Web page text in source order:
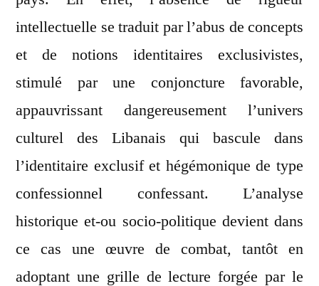
intellectuelle se traduit par l’abus de concepts
et de notions identitaires exclusivistes,
stimulé par une conjoncture favorable,
appauvrissant dangereusement l’univers
culturel des Libanais qui bascule dans
l’identitaire exclusif et hégémonique de type
confessionnel confessant. L’analyse
historique et-ou socio-politique devient dans
ce cas une œuvre de combat, tantôt en
adoptant une grille de lecture forgée par le